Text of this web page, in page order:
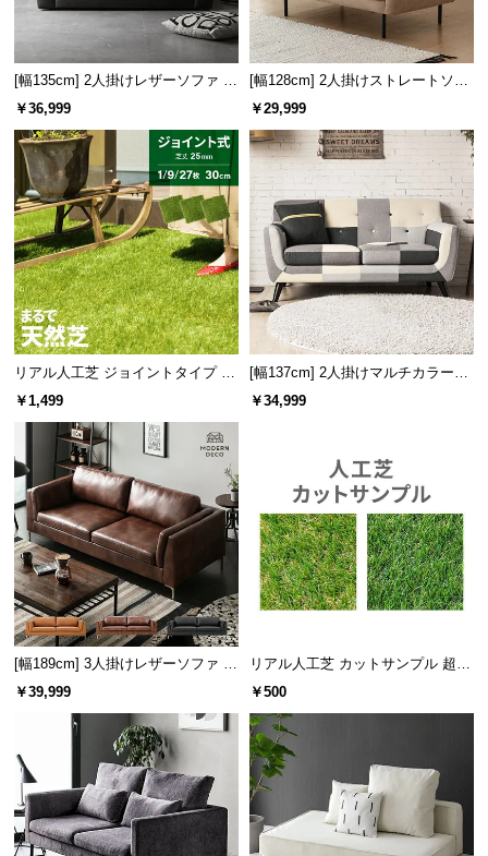
お
ブ
ロ
グ
企
業
オフィスの応接室として
重厚感のあるモダンデザインが生み出す上質で品の
ある雰囲気は、オフィスの応接室などビジネスシー
ンに最適です。
座り疲れしにくい座面クッション
たっぷり肉厚な座面クッションが程よい沈み込みと
底付き感のない座り心地を生みます。
[幅135cm] 2人掛けレザーソファ モ
ダン 応接ソファ 肘付き 天然木構
￥36,999
[幅128cm] 2人掛けストレートソフ
ァ
￥29,999
リアル人工芝 ジョイントタイプ 30
cm 1/9/27枚 芝丈25mm
￥1,499
[幅137cm] 2人掛けマルチカラーソ
ファ
￥34,999
[幅189cm] 3人掛けレザーソファ モ
ダン ヴィンテージ スクエアフォル
￥39,999
リアル人工芝 カットサンプル 超高
密度タイプ
￥500